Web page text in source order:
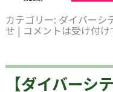
カテゴリー: ダイバーシ
せ | コメントは受け付
【ダイバーシ